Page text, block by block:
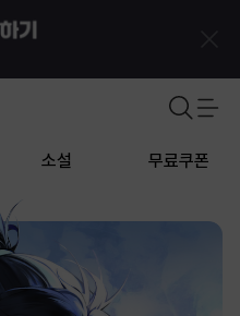
소설 무료쿠폰